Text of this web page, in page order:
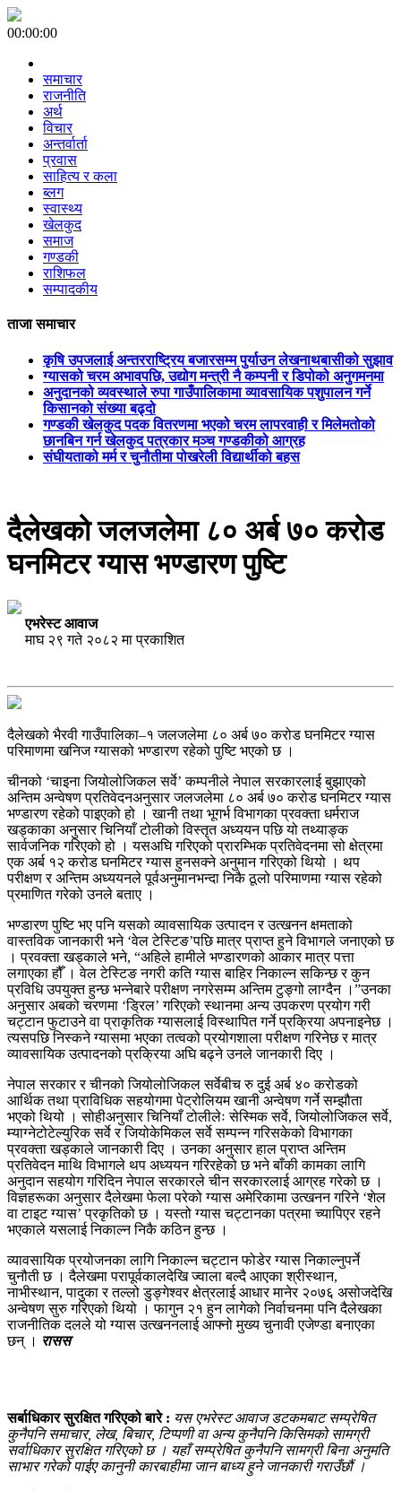
00:00:00
समाचार
राजनीति
अर्थ
विचार
अन्तर्वार्ता
प्रवास
साहित्य र कला
ब्लग
स्वास्थ्य
खेलकुद
समाज
गण्डकी
राशिफल
सम्पादकीय
ताजा समाचार
कृषि उपजलाई अन्तरराष्ट्रिय बजारसम्म पुर्याउन लेखनाथबासीको सुझाव
ग्यासको चरम अभावपछि, उद्योग मन्त्री नै कम्पनी र डिपोको अनुगमनमा
अनुदानको व्यवस्थाले रुपा गाउँपालिकामा व्यावसायिक पशुपालन गर्ने
किसानको संख्या बढ्दो
गण्डकी खेलकुद पदक वितरणमा भएको चरम लापरवाही र मिलेमतोको
छानबिन गर्न खेलकुद पत्रकार मञ्च गण्डकीको आग्रह
संघीयताको मर्म र चुनौतीमा पोखरेली विद्यार्थीको बहस
दैलेखको जलजलेमा ८० अर्ब ७० करोड
घनमिटर ग्यास भण्डारण पुष्टि
एभरेस्ट आवाज
माघ २९ गते २०८२ मा प्रकाशित
दैलेखको भैरवी गाउँपालिका–१ जलजलेमा ८० अर्ब ७० करोड घनमिटर ग्यास
परिमाणमा खनिज ग्यासको भण्डारण रहेको पुष्टि भएको छ ।
चीनको ‘चाइना जियोलोजिकल सर्वे’ कम्पनीले नेपाल सरकारलाई बुझाएको
अन्तिम अन्वेषण प्रतिवेदनअनुसार जलजलेमा ८० अर्ब ७० करोड घनमिटर ग्यास
भण्डारण रहेको पाइएको हो । खानी तथा भूगर्भ विभागका प्रवक्ता धर्मराज
खड्काका अनुसार चिनियाँ टोलीको विस्तृत अध्ययन पछि यो तथ्याङ्क
सार्वजनिक गरिएको हो । यसअघि गरिएको प्रारम्भिक प्रतिवेदनमा सो क्षेत्रमा
एक अर्ब १२ करोड घनमिटर ग्यास हुनसक्ने अनुमान गरिएको थियो । थप
परीक्षण र अन्तिम अध्ययनले पूर्वअनुमानभन्दा निकै ठूलो परिमाणमा ग्यास रहेको
प्रमाणित गरेको उनले बताए ।
भण्डारण पुष्टि भए पनि यसको व्यावसायिक उत्पादन र उत्खनन क्षमताको
वास्तविक जानकारी भने ‘वेल टेस्टिङ’पछि मात्र प्राप्त हुने विभागले जनाएको छ
। प्रवक्ता खड्काले भने, “अहिले हामीले भण्डारणको आकार मात्र पत्ता
लगाएका हौँ । वेल टेस्टिङ नगरी कति ग्यास बाहिर निकाल्न सकिन्छ र कुन
प्रविधि उपयुक्त हुन्छ भन्नेबारे परीक्षण नगरेसम्म अन्तिम टुङ्गो लाग्दैन ।”उनका
अनुसार अबको चरणमा ‘ड्रिल’ गरिएको स्थानमा अन्य उपकरण प्रयोग गरी
चट्टान फुटाउने वा प्राकृतिक ग्यासलाई विस्थापित गर्ने प्रक्रिया अपनाइनेछ ।
त्यसपछि निस्कने ग्यासमा भएका तत्वको प्रयोगशाला परीक्षण गरिनेछ र मात्र
व्यावसायिक उत्पादनको प्रक्रिया अघि बढ्ने उनले जानकारी दिए ।
नेपाल सरकार र चीनको जियोलोजिकल सर्वेबीच रु दुई अर्ब ४० करोडको
आर्थिक तथा प्राविधिक सहयोगमा पेट्रोलियम खानी अन्वेषण गर्ने सम्झौता
भएको थियो । सोहीअनुसार चिनियाँ टोलीलेः सेस्मिक सर्वे, जियोलोजिकल सर्वे,
म्याग्नेटोटेल्युरिक सर्वे र जियोकेमिकल सर्वे सम्पन्न गरिसकेको विभागका
प्रवक्ता खड्काले जानकारी दिए । उनका अनुसार हाल प्राप्त अन्तिम
प्रतिवेदन माथि विभागले थप अध्ययन गरिरहेको छ भने बाँकी कामका लागि
अनुदान सहयोग गरिदिन नेपाल सरकारले चीन सरकारलाई आग्रह गरेको छ ।
विज्ञहरूका अनुसार दैलेखमा फेला परेको ग्यास अमेरिकामा उत्खनन गरिने ‘शेल
वा टाइट ग्यास’ प्रकृतिको छ । यस्तो ग्यास चट्टानका पत्रमा च्यापिएर रहने
भएकाले यसलाई निकाल्न निकै कठिन हुन्छ ।
व्यावसायिक प्रयोजनका लागि निकाल्न चट्टान फोडेर ग्यास निकाल्नुपर्ने
चुनौती छ । दैलेखमा परापूर्वकालदेखि ज्वाला बल्दै आएका श्रीस्थान,
नाभीस्थान, पादुका र तल्लो डुङ्गेश्वर क्षेत्रलाई आधार मानेर २०७६ असोजदेखि
अन्वेषण सुरु गरिएको थियो । फागुन २१ हुन लागेको निर्वाचनमा पनि दैलेखका
राजनीतिक दलले यो ग्यास उत्खननलाई आफ्नो मुख्य चुनावी एजेण्डा बनाएका
छन् । रासस
सर्बाधिकार सुरक्षित गरिएको बारे : यस एभरेस्ट आवाज डटकमबाट सम्प्रेषित
कुनैपनि समाचार, लेख, बिचार, टिप्पणी वा अन्य कुनैपनि किसिमको सामग्री
सर्वाधिकार सुरक्षित गरिएको छ । यहाँ सम्प्रेषित कुनैपनि सामग्री बिना अनुमति
साभार गरेको पाईए कानुनी कारबाहीमा जान बाध्य हुने जानकारी गराउँछौं ।